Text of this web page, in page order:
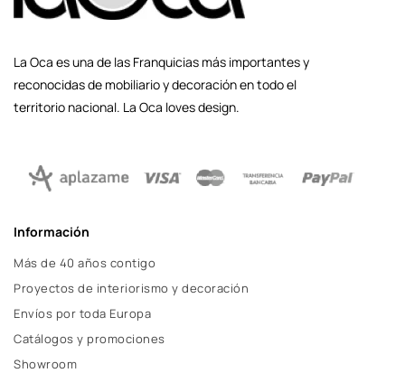
La Oca es una de las Franquicias más importantes y
reconocidas de mobiliario y decoración en todo el
territorio nacional. La Oca loves design.
Información
Más de 40 años contigo
Proyectos de interiorismo y decoración
Envíos por toda Europa
Catálogos y promociones
Showroom